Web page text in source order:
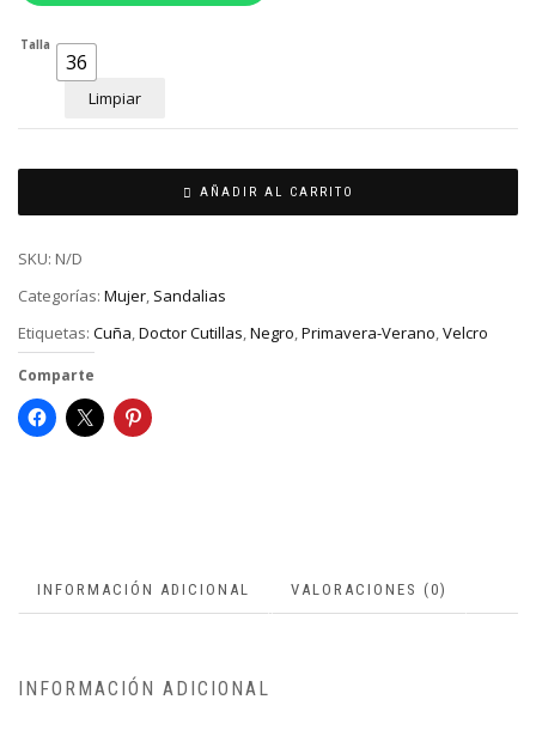
Talla
36
Limpiar
AÑADIR AL CARRITO
SKU: N/D
Categorías: Mujer, Sandalias
Etiquetas: Cuña,Doctor Cutillas,Negro,Primavera-Verano,Velcro
Comparte
INFORMACIÓN ADICIONAL VALORACIONES (0)
INFORMACIÓN ADICIONAL